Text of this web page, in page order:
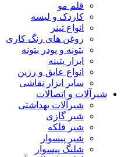
قلم مو
کاردک و لیسه
انواع تینر
روغن های رنگ کاری
بتونه و پودر بتونه
ابزار پتینه
انواع عایق و رزین
سایر ابزار نقاشی
شیرآلات و اتصالات
شیرآلات بهداشتی
شیر گازی
شیر فلکه
شیر پیسوار
شلنگ پیسوار